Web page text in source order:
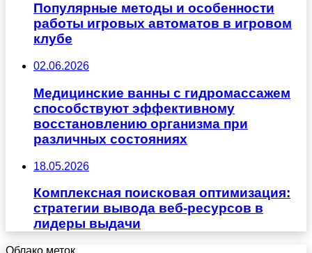
Популярные методы и особенности
работы игровых автоматов в игровом
клубе
02.06.2026
Медицинские ванны с гидромассажем
способствуют эффективному
восстановлению организма при
различных состояниях
18.05.2026
Комплексная поисковая оптимизация:
стратегии вывода веб-ресурсов в
лидеры выдачи
Облако меток